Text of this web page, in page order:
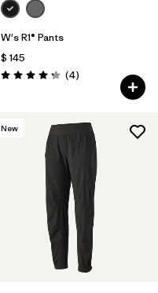
W's R1® Pants
$ 145
Valoración: 4.3 / 5
(4Comentarios
)
New